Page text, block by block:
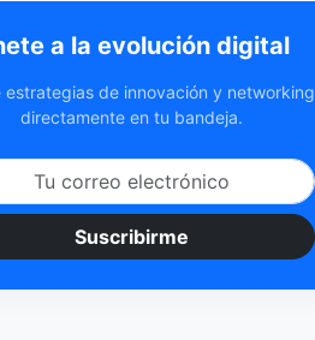
a la evolución digital
estrategias de innovación y networking
directamente en tu bandeja.
Suscribirme